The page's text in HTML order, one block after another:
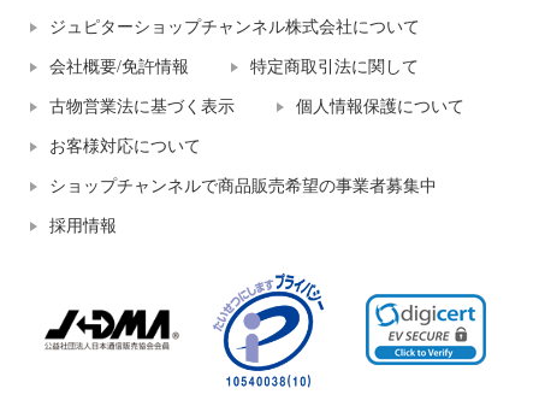
ジュピターショップチャンネル株式会社について
会社概要/免許情報 特定商取引法に関して
古物営業法に基づく表示 個人情報保護について
お客様対応について
ショップチャンネルで商品販売希望の事業者募集中
採用情報